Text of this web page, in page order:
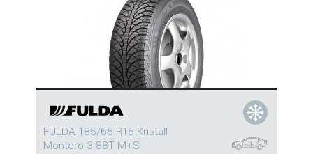
FULDA 185/65 R15 Kristall
Montero 3 88T M+S